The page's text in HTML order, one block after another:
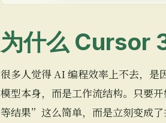
为什么 Cursor
很多人觉得 AI 编程效率上不去，是
模型本身，而是工作流结构。只要
等结果”这么简单，而是立刻变成